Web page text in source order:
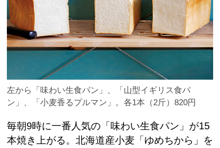
左から「味わい生食パン」、「山型イギリス食パ
ン」、「小麦香るプルマン」。各1本（2斤）820円
毎朝9時に一番人気の「味わい生食パン」が15
本焼き上がる。北海道産小麦「ゆめちから」を